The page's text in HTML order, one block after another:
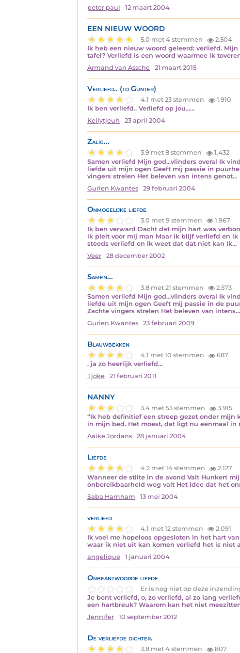
peter paul
12 maart 2004
EEN NIEUW WOORD
5.0 met 4 stemmen
2.504
Ik heb een nieuw woord geleerd: verliefd.
tafel? Verliefd is een woord waarmee ik
Armand van Assche
21 maart 2015
Verliefd.. (to Günter)
4.1 met 23 stemmen
1.910
Ik ben verliefd.. Verliefd op jou...…
Kellytjeuh
23 april 2004
Zalig...
3.9 met 8 stemmen
1.432
Samen verliefd Mijn god...vlinders overal Ik
liefde uit mijn ogen Geeft mij passie in
vingers strelen Het beleven van intens genot…
Gurien Kwantes
29 februari 2004
Onmogelijke liefde
3.0 met 9 stemmen
1.967
Ik ben verward Dacht dat mijn hart was
ik pleit voor mij man Maar ik blijf verliefd en
steeds verliefd en ik weet dat dat niet kan Ik…
Veer
28 december 2002
Samen...
3.8 met 21 stemmen
2.573
Samen verliefd Mijn god...vlinders overal Ik
liefde uit mijn ogen Geeft mij passie in de
Zachte vingers strelen Het beleven van intens…
Gurien Kwantes
23 februari 2009
Blauwbekken
4.1 met 10 stemmen
687
, ja zo heerlijk verliefd…
Tjoke
21 februari 2011
NANNY
3.4 met 53 stemmen
3.915
“Ik heb definitief een streep gezet onder mijn
in mijn bed. Het moest, dat ligt nu eenmaal
Aaike Jordans
28 januari 2004
Liefde
4.2 met 14 stemmen
2.127
Wanneer de stilte in de avond Valt Hunkert
onbereikbaarheid weg valt Het idee dat het
Saba Hamham
13 mei 2004
verliefd
4.1 met 12 stemmen
2.091
Ik voel me hopeloos opgesloten in het hart
waar ik niet uit kan komen verliefd het is niet
angelique
1 januari 2004
Onbeantwoorde liefde
Er is nog niet op deze
Je bent verliefd, o, zo verliefd, al zo lang
een hartbreuk? Waarom kan het niet
Jennifer
10 september 2012
De verliefde dichter.
3.8 met 4 stemmen
807